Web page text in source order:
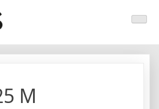
en Latinoamérica y el caribe
M